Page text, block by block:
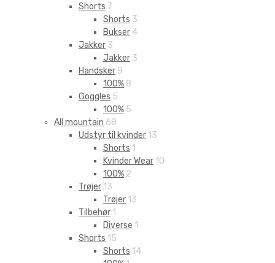
Shorts 7
Shorts 3
Bukser 4
Jakker 3
Jakker 3
Handsker 8
100% 8
Goggles 5
100% 5
All mountain 68
Udstyr til kvinder 13
Shorts 1
Kvinder Wear 10
100% 2
Trøjer 13
Trøjer 13
Tilbehør 1
Diverse 1
Shorts 15
Shorts 14